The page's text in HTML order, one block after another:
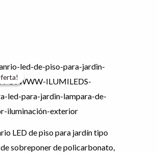
LED de piso para jardín tipo
sobreponer de policarbonato,
precio
original
$221.31.
El
precio
actual
$177.05.